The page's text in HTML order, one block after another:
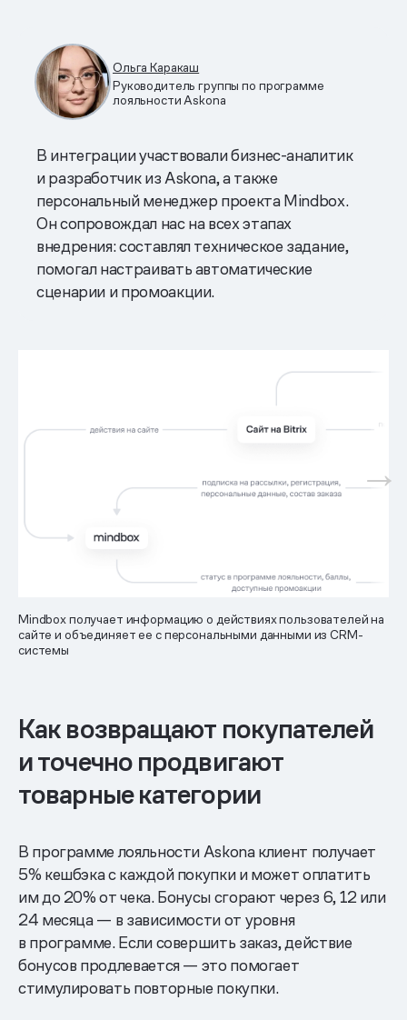
Ольга Каракаш
Руководитель группы по программе
лояльности Askona
В интеграции участвовали бизнес-аналитик
и разработчик из Askona, а также
персональный менеджер проекта Mindbox.
Он сопровождал нас на всех этапах
внедрения: составлял техническое задание,
помогал настраивать автоматические
сценарии и промоакции.
Mindbox получает информацию о действиях пользователей на
сайте и объединяет ее с персональными данными из CRM-
системы
Как возвращают покупателей
и точечно продвигают
товарные категории
В программе лояльности Askona клиент получает
5% кешбэка с каждой покупки и может оплатить
им до 20% от чека. Бонусы сгорают через 6, 12 или
24 месяца — в зависимости от уровня
в программе. Если совершить заказ, действие
бонусов продлевается — это помогает
стимулировать повторные покупки.